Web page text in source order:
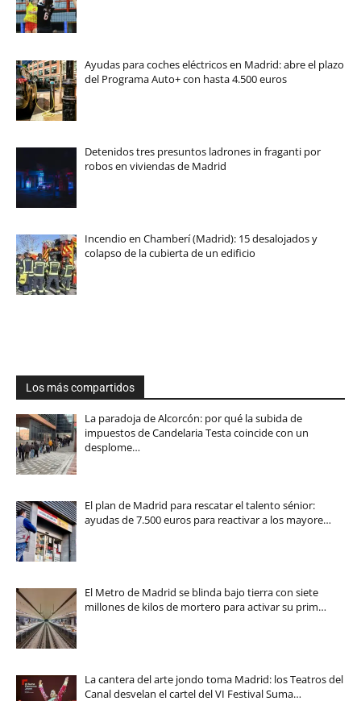
Ayudas para coches eléctricos en Madrid: abre el plazo
del Programa Auto+ con hasta 4.500 euros
Detenidos tres presuntos ladrones in fraganti por
robos en viviendas de Madrid
Incendio en Chamberí (Madrid): 15 desalojados y
colapso de la cubierta de un edificio
Los más compartidos
La paradoja de Alcorcón: por qué la subida de
impuestos de Candelaria Testa coincide con un
desplome…
El plan de Madrid para rescatar el talento sénior:
ayudas de 7.500 euros para reactivar a los mayore…
El Metro de Madrid se blinda bajo tierra con siete
millones de kilos de mortero para activar su prim…
La cantera del arte jondo toma Madrid: los Teatros del
Canal desvelan el cartel del VI Festival Suma…